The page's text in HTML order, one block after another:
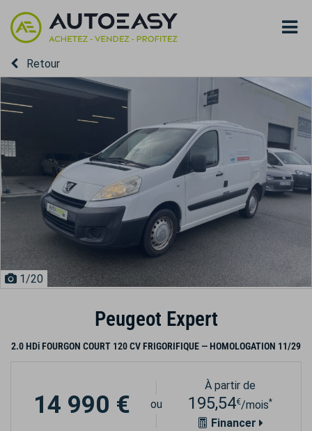
Retour
1/20
Peugeot Expert
2.0 HDi FOURGON COURT 120 CV FRIGORIFIQUE — HOMOLOGATION 11/29
14 990 € ou
À partir de
195,54€/mois*
Financer